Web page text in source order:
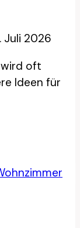
Juli 2026
oft
Ideen für